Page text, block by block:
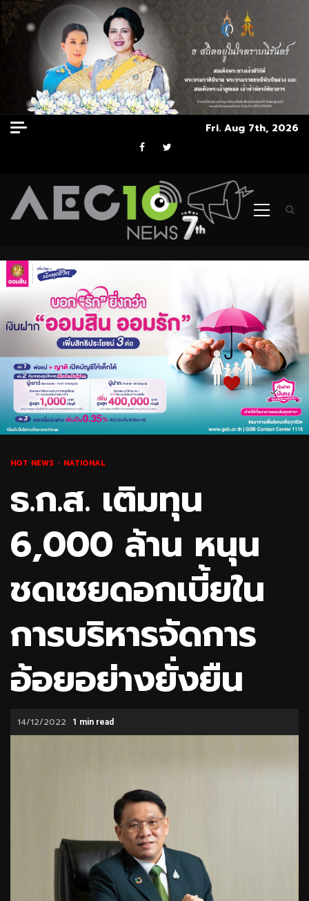
Skip
to
Fri. Aug 7th, 2026
Facebook
Twitter
Primary
HOT NEWS NATIONAL
ธ.ก.ส. เติมทุน
6,000 ล้าน หนุน
ชดเชยดอกเบี้ยใน
การบริหารจัดการ
อ้อยอย่างยั่งยืน
14/12/2022 1 min read